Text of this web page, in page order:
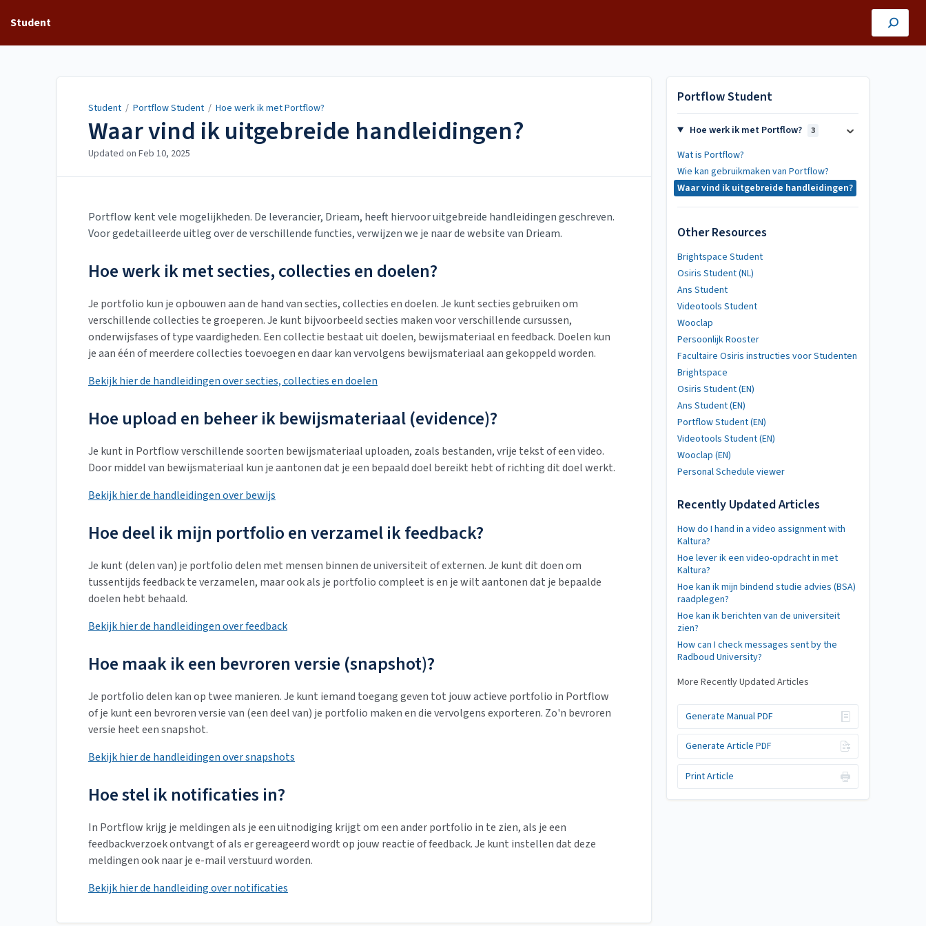
Student
Student / Portflow Student / Hoe werk ik met Portflow?
Waar vind ik uitgebreide handleidingen?
Updated on Feb 10, 2025
Portflow kent vele mogelijkheden. De leverancier, Drieam, heeft hiervoor uitgebreide handleidingen geschreven.
Voor gedetailleerde uitleg over de verschillende functies, verwijzen we je naar de website van Drieam.
Hoe werk ik met secties, collecties en doelen?
Je portfolio kun je opbouwen aan de hand van secties, collecties en doelen. Je kunt secties gebruiken om
verschillende collecties te groeperen. Je kunt bijvoorbeeld secties maken voor verschillende cursussen,
onderwijsfases of type vaardigheden. Een collectie bestaat uit doelen, bewijsmateriaal en feedback. Doelen kun
je aan één of meerdere collecties toevoegen en daar kan vervolgens bewijsmateriaal aan gekoppeld worden.
Bekijk hier de handleidingen over secties, collecties en doelen
Hoe upload en beheer ik bewijsmateriaal (evidence)?
Je kunt in Portflow verschillende soorten bewijsmateriaal uploaden, zoals bestanden, vrije tekst of een video.
Door middel van bewijsmateriaal kun je aantonen dat je een bepaald doel bereikt hebt of richting dit doel werkt.
Bekijk hier de handleidingen over bewijs
Hoe deel ik mijn portfolio en verzamel ik feedback?
Je kunt (delen van) je portfolio delen met mensen binnen de universiteit of externen. Je kunt dit doen om
tussentijds feedback te verzamelen, maar ook als je portfolio compleet is en je wilt aantonen dat je bepaalde
doelen hebt behaald.
Bekijk hier de handleidingen over feedback
Hoe maak ik een bevroren versie (snapshot)?
Je portfolio delen kan op twee manieren. Je kunt iemand toegang geven tot jouw actieve portfolio in Portflow
of je kunt een bevroren versie van (een deel van) je portfolio maken en die vervolgens exporteren. Zo'n bevroren
versie heet een snapshot.
Bekijk hier de handleidingen over snapshots
Hoe stel ik notificaties in?
In Portflow krijg je meldingen als je een uitnodiging krijgt om een ander portfolio in te zien, als je een
feedbackverzoek ontvangt of als er gereageerd wordt op jouw reactie of feedback. Je kunt instellen dat deze
meldingen ook naar je e-mail verstuurd worden.
Bekijk hier de handleiding over notificaties
Portflow Student
Hoe werk ik met Portflow? 3
Wat is Portflow?
Wie kan gebruikmaken van Portflow?
Waar vind ik uitgebreide handleidingen?
Other Resources
Brightspace Student
Osiris Student (NL)
Ans Student
Videotools Student
Wooclap
Persoonlijk Rooster
Facultaire Osiris instructies voor Studenten
Brightspace
Osiris Student (EN)
Ans Student (EN)
Portflow Student (EN)
Videotools Student (EN)
Wooclap (EN)
Personal Schedule viewer
Recently Updated Articles
How do I hand in a video assignment with
Kaltura?
Hoe lever ik een video-opdracht in met
Kaltura?
Hoe kan ik mijn bindend studie advies (BSA)
raadplegen?
Hoe kan ik berichten van de universiteit
zien?
How can I check messages sent by the
Radboud University?
More Recently Updated Articles
Generate Manual PDF
Generate Article PDF
Print Article